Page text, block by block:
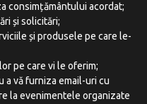
consimțământului acordat;
și solicitări;
și produsele pe care le-
pe care vi le oferim;
a vă furniza email-uri cu
la evenimentele organizate